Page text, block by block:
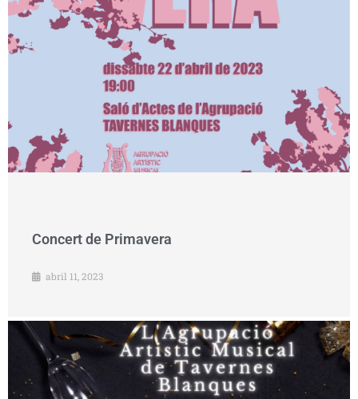
Concert de Primavera
abril 11, 2023